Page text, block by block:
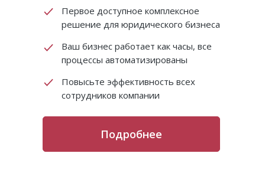
Первое доступное комплексное
решение для юридического бизнеса
Подробнее
Ваш бизнес работает как часы, все
процессы автоматизированы
Повысьте эффективность всех
сотрудников компании